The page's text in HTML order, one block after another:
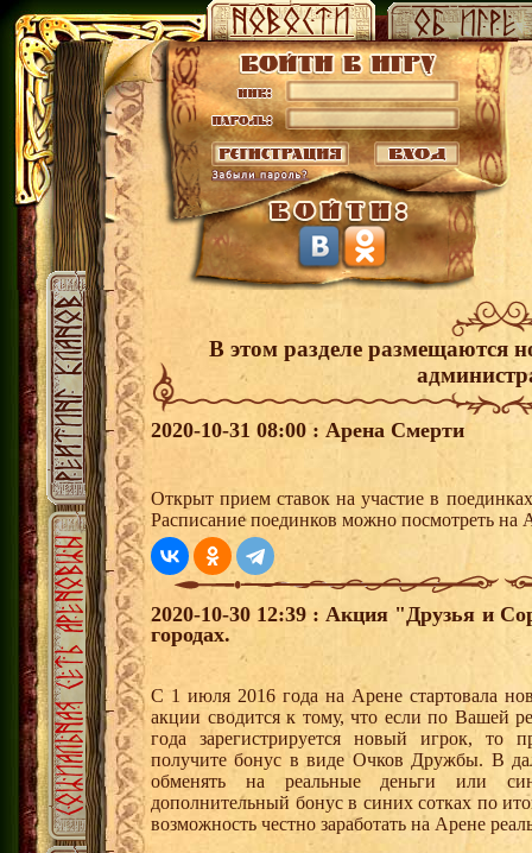
В этом разделе размещаются
2020-10-31 08:00 : Арена Смерти
Открыт прием ставок на участие в
Расписание поединков можно посмотреть на
2020-10-30 12:39 : Акция "Друзья и
городах.
С 1 июля 2016 года на Арене стартовала
акции сводится к тому, что если по Вашей
года зарегистрируется новый игрок,
получите бонус в виде Очков Дружбы. В
обменять на реальные деньги или
дополнительный бонус в синих сотках по
возможность честно заработать на Арене